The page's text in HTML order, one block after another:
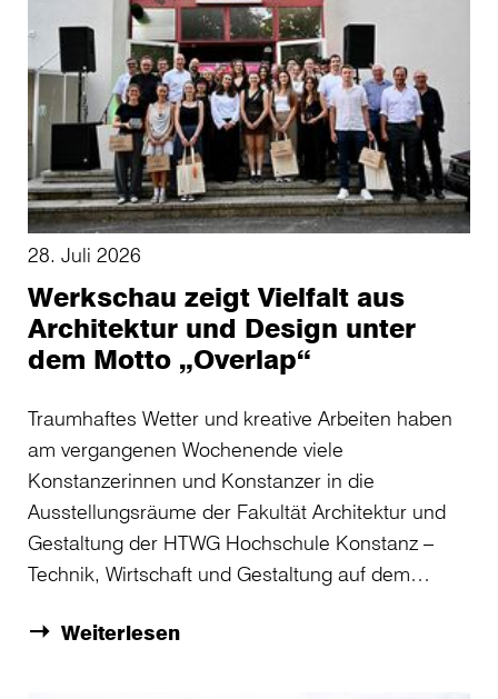
28. Juli 2026
Werkschau zeigt Vielfalt aus
Architektur und Design unter
dem Motto „Overlap“
Traumhaftes Wetter und kreative Arbeiten haben
am vergangenen Wochenende viele
Konstanzerinnen und Konstanzer in die
Ausstellungsräume der Fakultät Architektur und
Gestaltung der HTWG Hochschule Konstanz –
Technik, Wirtschaft und Gestaltung auf dem…
Weiterlesen